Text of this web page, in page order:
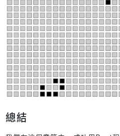
rules: [
            {
test: /
use: [
                    {
                    },
                ],
            },
總結